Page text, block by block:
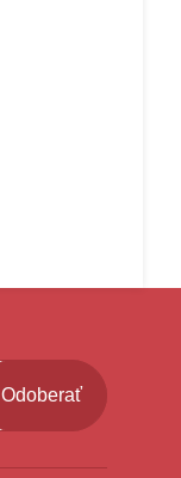
Odoberať